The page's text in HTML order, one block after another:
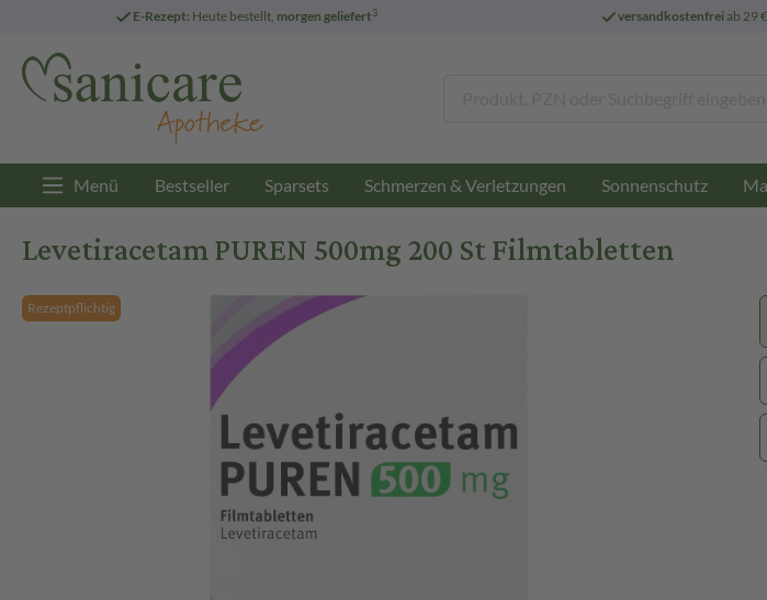
E-Rezept: Heute bestellt, morgen geliefert3 versandkostenfreiab 29
Menü Bestseller Sparsets Schmerzen & Verletzungen Sonnenschutz
Levetiracetam PUREN 500mg 200 St Filmtabletten
Rezeptpflichtig